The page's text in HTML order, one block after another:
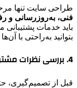
طراحی سایت تنها
فنی، به‌روزرسانی و
باید خدمات
بتوانید به‌راحتی با
4. بررسی نظرات مشتریان و میزان رضایت آن‌ها
قبل از تصمیم‌گیری،